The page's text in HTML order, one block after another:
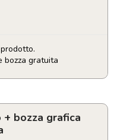
bozza gratuita
bozza grafica